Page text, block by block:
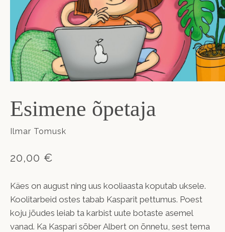
Esimene õpetaja
Ilmar Tomusk
20,00 €
Käes on august ning uus kooliaasta koputab uksele.
Koolitarbeid ostes tabab Kasparit pettumus. Poest
koju jõudes leiab ta karbist uute botaste asemel
vanad. Ka Kaspari sõber Albert on õnnetu, sest tema